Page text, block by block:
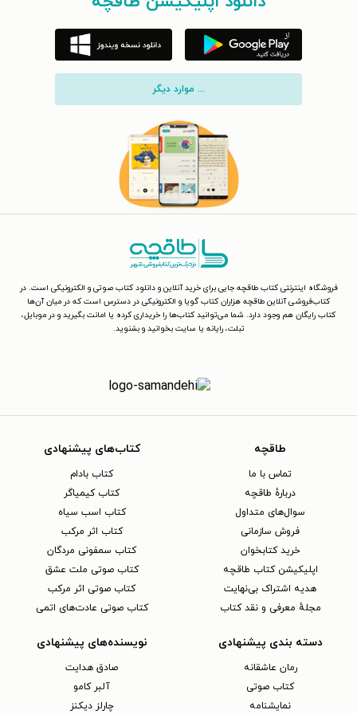
... موارد دیگر
فروشگاه اینترنتی کتاب طاقچه جایی برای خرید آنلاین و دانلود کتاب صوتی و الکترونیکی است. در
کتاب‌فروشی آنلاین طاقچه هزاران کتاب گویا و الکترونیکی در دسترس است که در میان آن‌ها
کتاب رایگان هم وجود دارد. شما می‌توانید کتاب‌ها را خریداری کرده یا امانت بگیرید و در موبایل،
تبلت، رایانه یا سایت بخوانید و بشنوید.
طاقچه
تماس با ما
دربارهٔ طاقچه
سوال‌های متداول
فروش سازمانی
خرید کتابخوان
اپلیکیشن کتاب طاقچه
هدیه اشتراک بی‌نهایت
مجلهٔ معرفی و نقد کتاب
کتاب‌های پیشنهادی
کتاب بادام
کتاب کیمیاگر
کتاب اسب سیاه
کتاب اثر مرکب
کتاب سمفونی مردگان
کتاب صوتی ملت عشق
کتاب صوتی اثر مرکب
کتاب صوتی عادت‌های اتمی
دسته بندی پیشنهادی
رمان عاشقانه
کتاب‌ صوتی
نمایشنامه
نویسنده‌های پیشنهادی
صادق هدایت
آلبر کامو
چارلز دیکنز